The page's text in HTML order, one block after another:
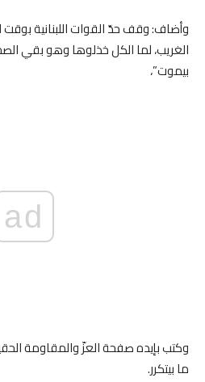
وأضاف: وقف حدّ القوات اللبنانية
الغريب، لما الكل خذلوها وهو بقي
بيموت”،
ad
وكتب بإيده صفحة العزّ والمقاومة
ما بيتكرر.